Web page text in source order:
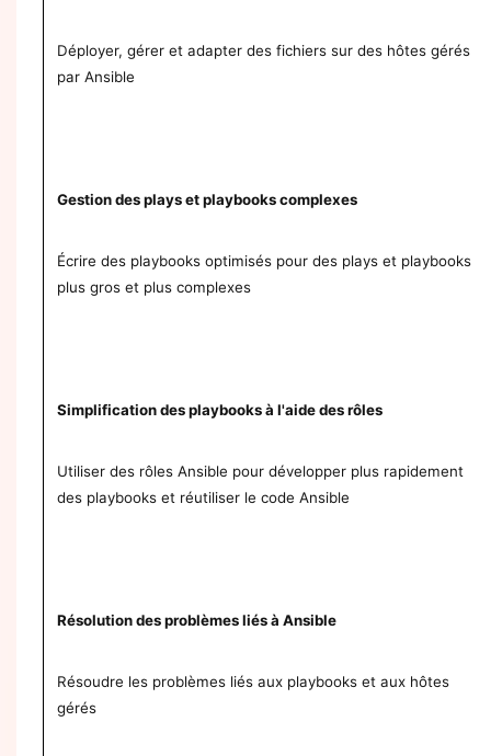
Déployer, gérer et adapter des fichiers sur des hôtes gérés
par Ansible
Gestion des plays et playbooks complexes
Écrire des playbooks optimisés pour des plays et playbooks
plus gros et plus complexes
Simplification des playbooks à l'aide des rôles
Utiliser des rôles Ansible pour développer plus rapidement
des playbooks et réutiliser le code Ansible
Résolution des problèmes liés à Ansible
Résoudre les problèmes liés aux playbooks et aux hôtes
gérés